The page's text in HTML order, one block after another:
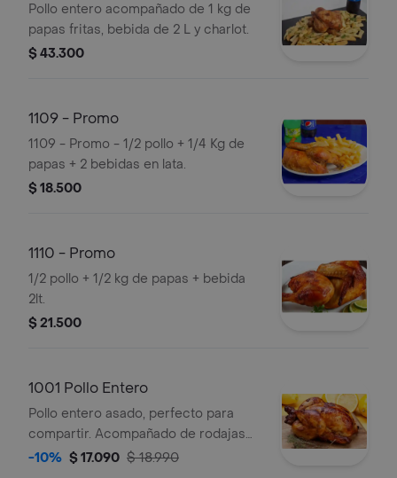
Pollo entero acompañado de 1 kg de
papas fritas, bebida de 2 L y charlot.
$ 43.300
1109 - Promo
1109 - Promo - 1/2 pollo + 1/4 Kg de
papas + 2 bebidas en lata.
$ 18.500
1110 - Promo
1/2 pollo + 1/2 kg de papas + bebida
2lt.
$ 21.500
1001 Pollo Entero
Pollo entero asado, perfecto para
compartir. Acompañado de rodajas
de limón.
-10% $ 17.090 $ 18.990